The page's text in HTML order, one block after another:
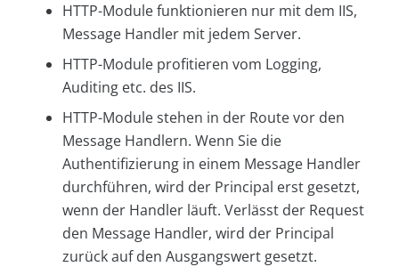
HTTP-Module funktionieren nur mit dem IIS,
Message Handler mit jedem Server.
HTTP-Module profitieren vom Logging,
Auditing etc. des IIS.
HTTP-Module stehen in der Route vor den
Message Handlern. Wenn Sie die
Authentifizierung in einem Message Handler
durchführen, wird der Principal erst gesetzt,
wenn der Handler läuft. Verlässt der Request
den Message Handler, wird der Principal
zurück auf den Ausgangswert gesetzt.